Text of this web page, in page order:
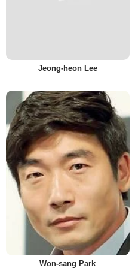
Jeong-heon Lee
Won-sang Park